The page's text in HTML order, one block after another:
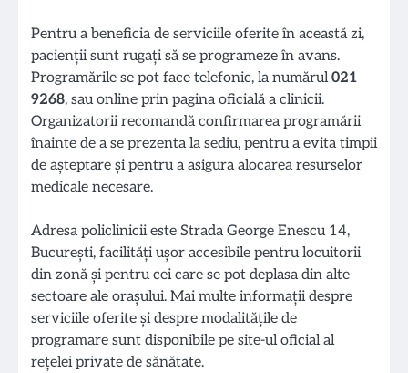
Pentru a beneficia de serviciile oferite în această zi,
pacienții sunt rugați să se programeze în avans.
Programările se pot face telefonic, la numărul021
9268, sau online prin pagina oficială a clinicii.
Organizatorii recomandă confirmarea programării
înainte de a se prezenta la sediu, pentru a evita timpii
de așteptare și pentru a asigura alocarea resurselor
medicale necesare.
Adresa policlinicii este Strada George Enescu 14,
București, facilități ușor accesibile pentru locuitorii
din zonă și pentru cei care se pot deplasa din alte
sectoare ale orașului. Mai multe informații despre
serviciile oferite și despre modalitățile de
programare sunt disponibile pe site-ul oficial al
rețelei private de sănătate.